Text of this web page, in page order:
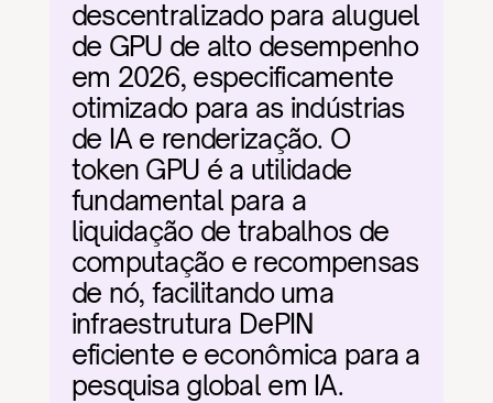
descentralizado para aluguel
de GPU de alto desempenho
em 2026, especificamente
otimizado para as indústrias
de IA e renderização. O
token GPU é a utilidade
fundamental para a
liquidação de trabalhos de
computação e recompensas
de nó, facilitando uma
infraestrutura DePIN
eficiente e econômica para a
pesquisa global em IA.